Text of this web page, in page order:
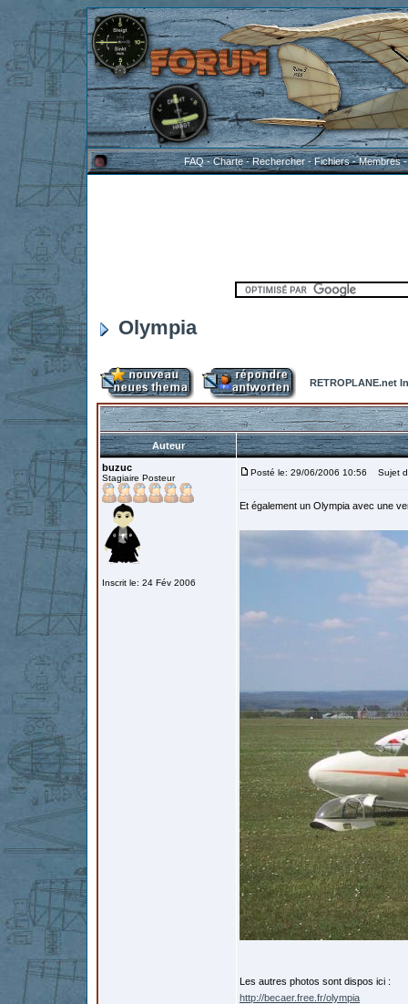
FAQ-Charte-Rechercher-Fichiers-Membres
Olympia
RETROPLANE.net
Auteur
buzuc
Stagiaire Posteur
Inscrit le: 24 Fév 2006
Posté le: 29/06/2006 10:56 Sujet
Et également un Olympia avec une
Les autres photos sont dispos ici :
http://becaer.free.fr/olympia